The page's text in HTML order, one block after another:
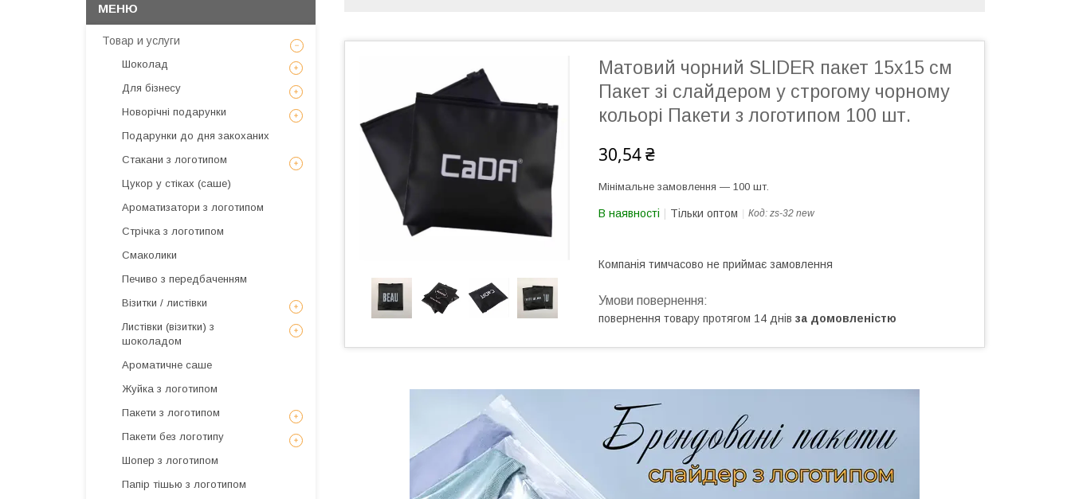
Матовий чорний SLIDER пакет 15x15 см
Пакет зі слайдером у строгому чорному
кольорі Пакети з логотипом 100 шт.
30,54 ₴
Мінімальне замовлення — 100 шт.
В наявності Тільки оптом Код: zs-32 new
Компанія тимчасово не приймає замовлення
повернення товару протягом 14 днів за домовленістю
Товар и услуги
Шоколад
Для бізнесу
Новорічні подарунки
Подарунки до дня закоханих
Стакани з логотипом
Цукор у стіках (саше)
Ароматизатори з логотипом
Стрічка з логотипом
Смаколики
Печиво з передбаченням
Візитки / листівки
Листівки (візитки) з
шоколадом
Ароматичне саше
Жуйка з логотипом
Пакети з логотипом
Пакети без логотипу
Шопер з логотипом
Папір тішью з логотипом